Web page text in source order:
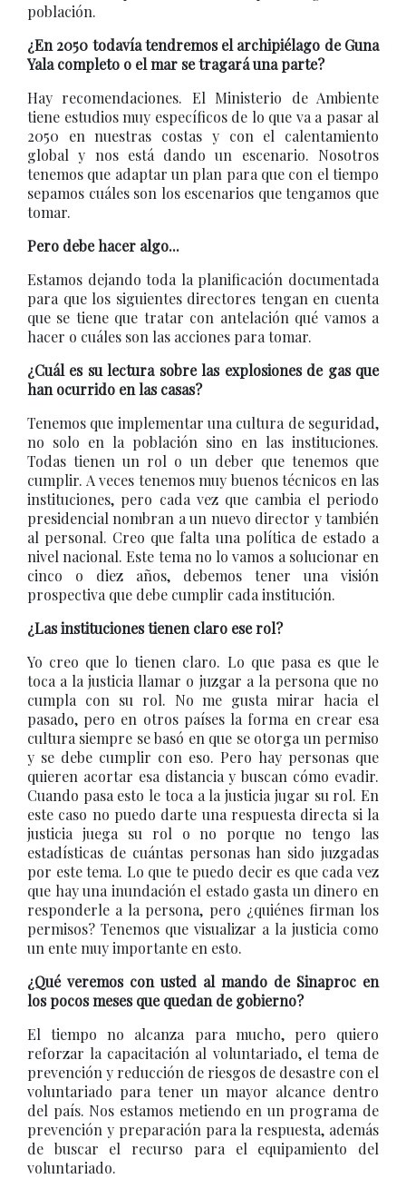
población.
¿En 2050 todavía tendremos el archipiélago de Guna
Yala completo o el mar se tragará una parte?
Hay recomendaciones. El Ministerio de Ambiente
tiene estudios muy específicos de lo que va a pasar al
2050 en nuestras costas y con el calentamiento
global y nos está dando un escenario. Nosotros
tenemos que adaptar un plan para que con el tiempo
sepamos cuáles son los escenarios que tengamos que
tomar.
Pero debe hacer algo...
Estamos dejando toda la planificación documentada
para que los siguientes directores tengan en cuenta
que se tiene que tratar con antelación qué vamos a
hacer o cuáles son las acciones para tomar.
¿Cuál es su lectura sobre las explosiones de gas que
han ocurrido en las casas?
Tenemos que implementar una cultura de seguridad,
no solo en la población sino en las instituciones.
Todas tienen un rol o un deber que tenemos que
cumplir. A veces tenemos muy buenos técnicos en las
instituciones, pero cada vez que cambia el periodo
presidencial nombran a un nuevo director y también
al personal. Creo que falta una política de estado a
nivel nacional. Este tema no lo vamos a solucionar en
cinco o diez años, debemos tener una visión
prospectiva que debe cumplir cada institución.
¿Las instituciones tienen claro ese rol?
Yo creo que lo tienen claro. Lo que pasa es que le
toca a la justicia llamar o juzgar a la persona que no
cumpla con su rol. No me gusta mirar hacia el
pasado, pero en otros países la forma en crear esa
cultura siempre se basó en que se otorga un permiso
y se debe cumplir con eso. Pero hay personas que
quieren acortar esa distancia y buscan cómo evadir.
Cuando pasa esto le toca a la justicia jugar su rol. En
este caso no puedo darte una respuesta directa si la
justicia juega su rol o no porque no tengo las
estadísticas de cuántas personas han sido juzgadas
por este tema. Lo que te puedo decir es que cada vez
que hay una inundación el estado gasta un dinero en
responderle a la persona, pero ¿quiénes firman los
permisos? Tenemos que visualizar a la justicia como
un ente muy importante en esto.
¿Qué veremos con usted al mando de Sinaproc en
los pocos meses que quedan de gobierno?
El tiempo no alcanza para mucho, pero quiero
reforzar la capacitación al voluntariado, el tema de
prevención y reducción de riesgos de desastre con el
voluntariado para tener un mayor alcance dentro
del país. Nos estamos metiendo en un programa de
prevención y preparación para la respuesta, además
de buscar el recurso para el equipamiento del
voluntariado.